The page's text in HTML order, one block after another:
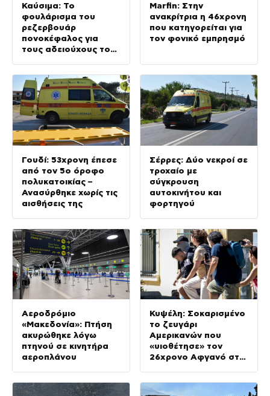
Καύσιμα: Το
φουλάρισμα του
ρεζερβουάρ
πονοκέφαλος για
τους αδειούχους του
Marfin: Στην
ανακρίτρια η 46χρονη
που κατηγορείται για
τον φονικό εμπρησμό
Γουδί: 53χρονη έπεσε
από τον 5ο όροφο
πολυκατοικίας –
Ανασύρθηκε χωρίς τις
αισθήσεις της
Σέρρες: Δύο νεκροί σε
τροχαίο με
σύγκρουση
αυτοκινήτου και
φορτηγού
Αεροδρόμιο
«Μακεδονία»: Πτήση
ακυρώθηκε λόγω
πτηνού σε κινητήρα
αεροπλάνου
Κυψέλη: Σοκαρισμένο
το ζευγάρι
Αμερικανών που
«υιοθέτησε» τον
26χρονο Αφγανό στη